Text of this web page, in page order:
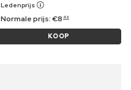
Ledenprijs
Normale prijs:€8 49
KOOP